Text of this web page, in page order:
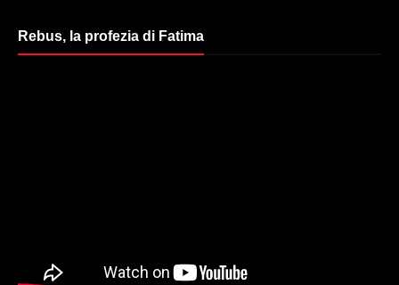
Rebus, la profezia di Fatima